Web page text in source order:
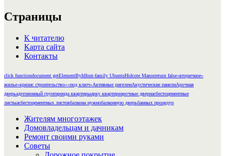
Страницы
К читателю
Карта сайта
Контакты
click functiondocument getElementByIdfont-family UbuntuHidcote Manorreturn false«вторичное»
жилье«кризис строительство»«под ключ»Активные ригелемАкустические панелиАрочная
дверьадгезионный грунтаренда квартирыарку квартиреарочные двериасбестоцементные
листыасбестоцементных листовбалкона нужнобалконную дверьбанных процедур
Жителям многоэтажек
Домовладельцам и дачникам
Ремонт своими руками
Советы